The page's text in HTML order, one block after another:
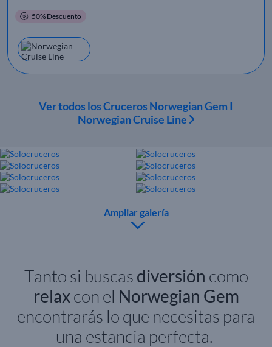
50% Descuento
Ver todos los Cruceros Norwegian Gem I
Norwegian Cruise Line
Ampliar galería
Tanto si buscas diversión como
relax con el Norwegian Gem
encontrarás lo que necesitas para
una estancia perfecta.